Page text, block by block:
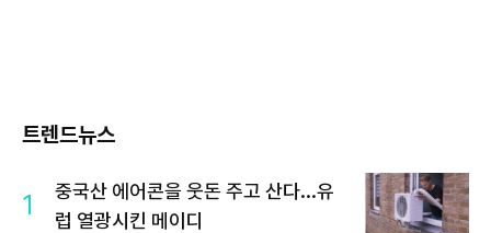
트렌드뉴스
1
중국산 에어콘을 웃돈 주고 산다...유
럽 열광시킨 메이디